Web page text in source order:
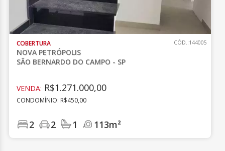
COBERTURA
NOVA PETRÓPOLIS
SÃO BERNARDO DO CAMPO - SP
CÓD.:144005
VENDA: R$1.271.000,00
CONDOMÍNIO: R$450,00
2 2 1 113m²